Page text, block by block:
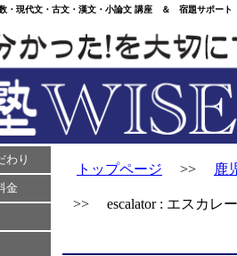
現代文・古文・漢文・小論文 講座 ＆ 宿題サポー
わり
金
トップページ >> 鹿
>> escalator : エスカレ